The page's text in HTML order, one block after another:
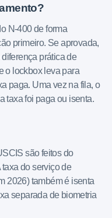
N-400 de forma
primeiro. Se aprovada,
prática de
o lockbox leva para
paga. Uma vez na fila, o
taxa foi paga ou isenta.
são feitos do
do serviço de
2026) também é isenta
separada de biometria